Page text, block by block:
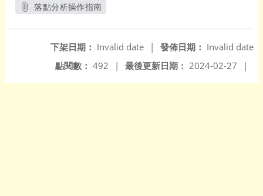
落點分析操作指南
發佈日期： Invalid date
下架日期： Invalid date
|
最後更新日期： 2024-02-27 |
點閱數： 492 |